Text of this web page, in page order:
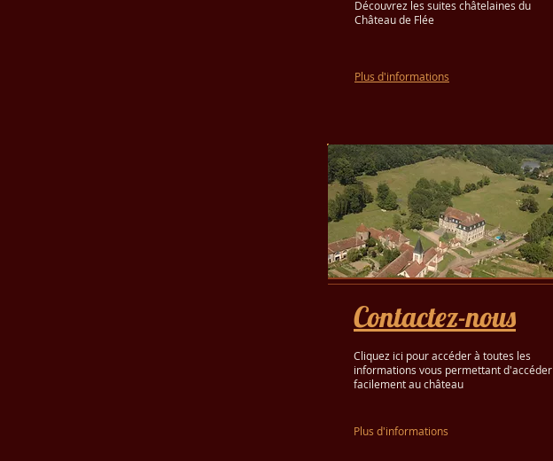
Découvrez les suites châtelaines du
Château de Flée
Plus d'informations
Contactez-nous
Cliquez ici pour accéder à toutes les
informations vous permettant d'accéder
facilement au château
Plus d'informations